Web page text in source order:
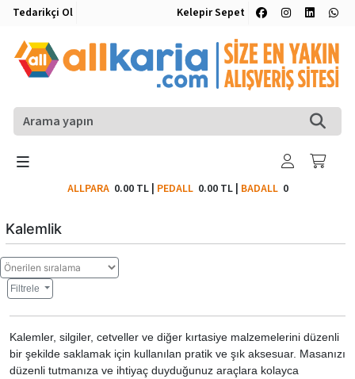
Tedarikçi Ol Kelepir Sepet
ALLPARA 0.00 TL| PEDALL 0.00 TL| BADALL0
Kalemlik
Filtrele
Kalemler, silgiler, cetveller ve diğer kırtasiye malzemelerini düzenli
bir şekilde saklamak için kullanılan pratik ve şık aksesuar. Masanızı
düzenli tutmanıza ve ihtiyaç duyduğunuz araçlara kolayca